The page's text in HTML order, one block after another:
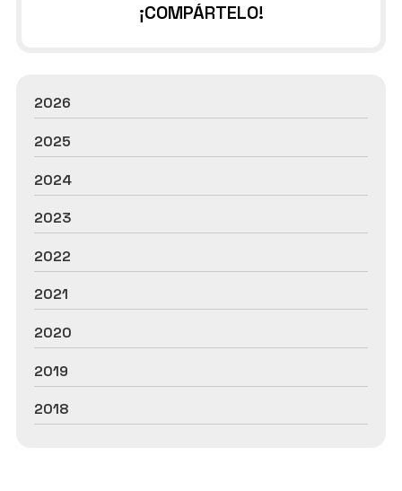
¡COMPÁRTELO!
2026
2025
2024
2023
2022
2021
2020
2019
2018